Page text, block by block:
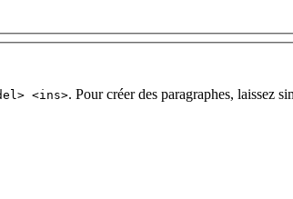
<ins>. Pour créer des paragraphes, laissez